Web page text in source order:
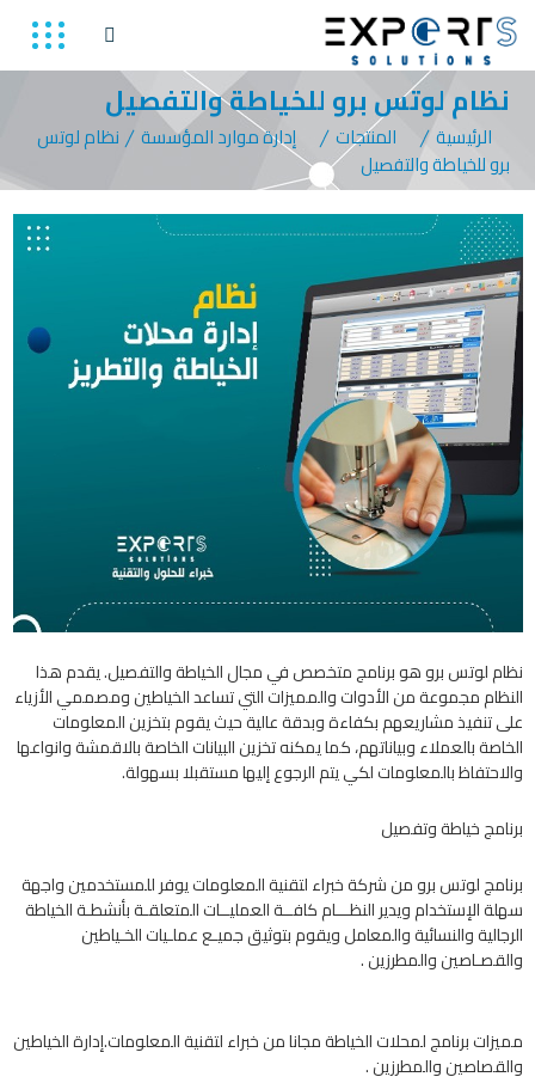
نظام لوتس برو للخياطة والتفصيل
الرئيسية المنتجات إدارة موارد المؤسسة نظام لوتس
برو للخياطة والتفصيل
نظام لوتس برو هو برنامج متخصص في مجال الخياطة والتفصيل. يقدم هذا
النظام مجموعة من الأدوات والمميزات التي تساعد الخياطين ومصممي الأزياء
على تنفيذ مشاريعهم بكفاءة وبدقة عالية حيث يقوم بتخزين المعلومات
الخاصة بالعملاء وبياناتهم، كما يمكنه تخزين البيانات الخاصة بالاقمشة وانواعها
والاحتفاظ بالمعلومات لكي يتم الرجوع إليها مستقبلا بسهولة.
برنامج خياطة وتفصيل
برنامج لوتس برو من شركة خبراء لتقنية المعلومات يوفر للمستخدمين واجهة
سهلة الإستخدام وﻳﺪﻳﺮ اﻟﻨﻈـــﺎم ﻛﺎﻓــﺔ اﻟﻌﻤﻠﻴــﺎت اﻟﻤﺘﻌﻠﻘـﺔ ﺑﺄﻧﺸﻄـﺔ اﻟﺨﻴﺎﻃﺔ
اﻟﺮﺟﺎﻟﻴﺔ واﻟﻨﺴﺎﺋﻴﺔ واﻟﻤﻌﺎﻣﻞ ويقوم بتوثيق ﺟﻤﻴـﻊ ﻋﻤﻠـﻴﺎت اﻟﺨـﻴﺎﻃﻴﻦ
واﻟﻘﺼـﺎﺻﻴﻦ واﻟﻤﻄﺮزﻳﻦ .
مميزات برنامج لمحلات الخياطة مجانا من خبراء لتقنية المعلومات.إدارة اﻟﺨﻴﺎﻃﻴﻦ
واﻟﻘﺼﺎﺻﻴﻦ واﻟﻤﻄﺮزﻳﻦ .